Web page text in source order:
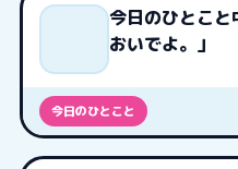
今日のひとこ
おいでよ。」
今日のひとこと